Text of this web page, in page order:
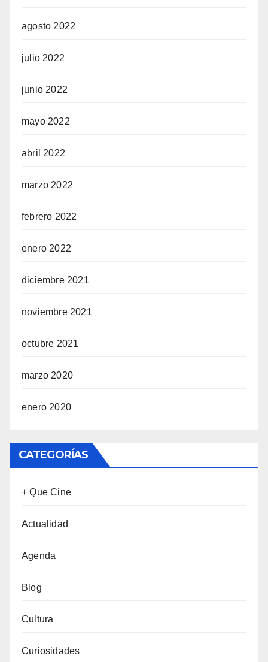
agosto 2022
julio 2022
junio 2022
mayo 2022
abril 2022
marzo 2022
febrero 2022
enero 2022
diciembre 2021
noviembre 2021
octubre 2021
marzo 2020
enero 2020
CATEGORÍAS
+ Que Cine
Actualidad
Agenda
Blog
Cultura
Curiosidades